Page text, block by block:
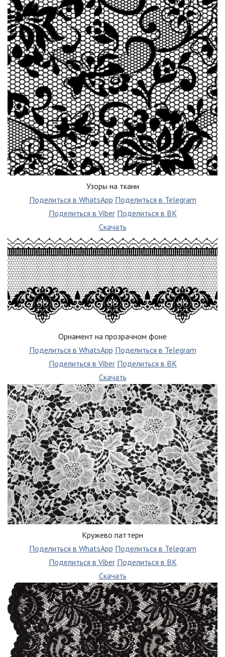
Узоры на ткани
Поделиться в WhatsApp Поделиться в Telegram
Поделиться в Viber Поделиться в ВК
Скачать
Орнамент на прозрачном фоне
Поделиться в WhatsApp Поделиться в Telegram
Поделиться в Viber Поделиться в ВК
Скачать
Кружево паттерн
Поделиться в WhatsApp Поделиться в Telegram
Поделиться в Viber Поделиться в ВК
Скачать